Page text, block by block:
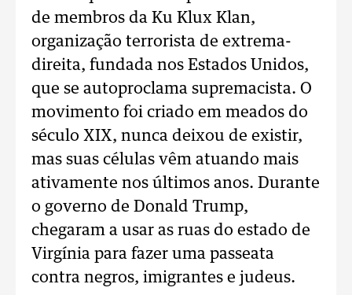
de membros da Ku Klux Klan,
organização terrorista de extrema-
direita, fundada nos Estados Unidos,
que se autoproclama supremacista. O
movimento foi criado em meados do
século XIX, nunca deixou de existir,
mas suas células vêm atuando mais
ativamente nos últimos anos. Durante
o governo de Donald Trump,
chegaram a usar as ruas do estado de
Virgínia para fazer uma passeata
contra negros, imigrantes e judeus.